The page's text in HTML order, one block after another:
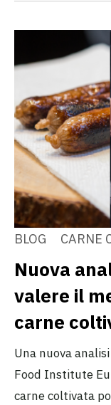
BLOG CARNE
Nuova
valere il
carne
Una nuova
Food Institute
carne coltivata